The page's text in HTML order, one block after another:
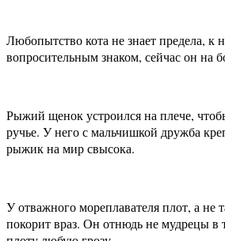
Любопытство кота не знает предела, к
вопросительным знаком, сейчас он на
Рыжий щенок устроился на плече,
ручье. У него с мальчишкой дружба
рыжик на мир свысока.
У отважного мореплавателя плот, а не
покорит враз. Он отнюдь не мудрецы в